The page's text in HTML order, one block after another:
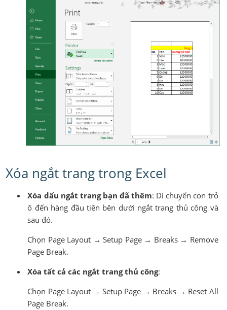
Xóa ngắt trang trong Excel
Xóa dấu ngắt trang bạn đã thêm: Di chuyển con trỏ
ô đến hàng đầu tiên bên dưới ngắt trang thủ công và
sau đó.
Chọn Page Layout → Setup Page → Breaks → Remove
Page Break.
Xóa tất cả các ngắt trang thủ công:
Chọn Page Layout → Setup Page → Breaks → Reset All
Page Break.